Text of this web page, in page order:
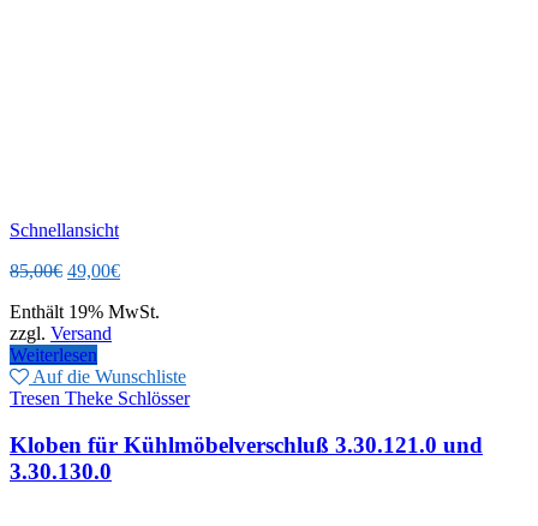
Schnellansicht
85,00€ Ursprünglicher
war:
85,00€
49,00€Aktueller
ist:
Enthält 19% MwSt.
zzgl. Versand
Weiterlesen
Auf die Wunschliste
Tresen Theke Schlösser
Kloben für Kühlmöbelverschluß 3.30.121.0 und
3.30.130.0